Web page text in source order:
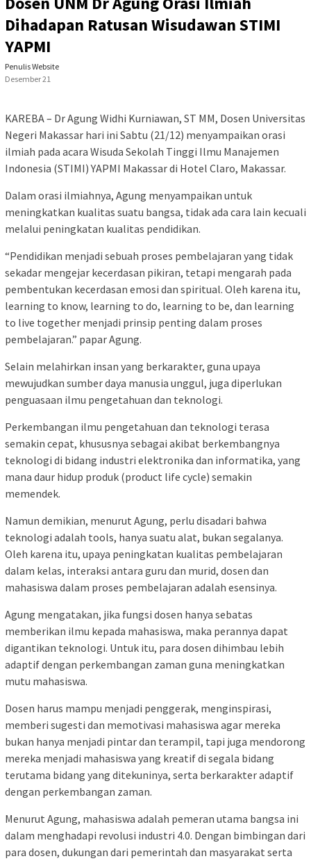
Dihadapan Ratusan Wisudawan STIMI
YAPMI
Penulis Website
Desember 21
KAREBA – Dr Agung Widhi Kurniawan, ST MM, Dosen Universitas
Negeri Makassar hari ini Sabtu (21/12) menyampaikan orasi
ilmiah pada acara Wisuda Sekolah Tinggi Ilmu Manajemen
Indonesia (STIMI) YAPMI Makassar di Hotel Claro, Makassar.
Dalam orasi ilmiahnya, Agung menyampaikan untuk
meningkatkan kualitas suatu bangsa, tidak ada cara lain kecuali
melalui peningkatan kualitas pendidikan.
“Pendidikan menjadi sebuah proses pembelajaran yang tidak
sekadar mengejar kecerdasan pikiran, tetapi mengarah pada
pembentukan kecerdasan emosi dan spiritual. Oleh karena itu,
learning to know, learning to do, learning to be, dan learning
to live together menjadi prinsip penting dalam proses
pembelajaran.” papar Agung.
Selain melahirkan insan yang berkarakter, guna upaya
mewujudkan sumber daya manusia unggul, juga diperlukan
penguasaan ilmu pengetahuan dan teknologi.
Perkembangan ilmu pengetahuan dan teknologi terasa
semakin cepat, khususnya sebagai akibat berkembangnya
teknologi di bidang industri elektronika dan informatika, yang
mana daur hidup produk (product life cycle) semakin
memendek.
Namun demikian, menurut Agung, perlu disadari bahwa
teknologi adalah tools, hanya suatu alat, bukan segalanya.
Oleh karena itu, upaya peningkatan kualitas pembelajaran
dalam kelas, interaksi antara guru dan murid, dosen dan
mahasiswa dalam proses pembelajaran adalah esensinya.
Agung mengatakan, jika fungsi dosen hanya sebatas
memberikan ilmu kepada mahasiswa, maka perannya dapat
digantikan teknologi. Untuk itu, para dosen dihimbau lebih
adaptif dengan perkembangan zaman guna meningkatkan
mutu mahasiswa.
Dosen harus mampu menjadi penggerak, menginspirasi,
memberi sugesti dan memotivasi mahasiswa agar mereka
bukan hanya menjadi pintar dan terampil, tapi juga mendorong
mereka menjadi mahasiswa yang kreatif di segala bidang
terutama bidang yang ditekuninya, serta berkarakter adaptif
dengan perkembangan zaman.
Menurut Agung, mahasiswa adalah pemeran utama bangsa ini
dalam menghadapi revolusi industri 4.0. Dengan bimbingan dari
para dosen, dukungan dari pemerintah dan masyarakat serta